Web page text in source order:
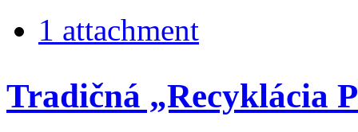
1 attachment
Tradičná „Recyklácia